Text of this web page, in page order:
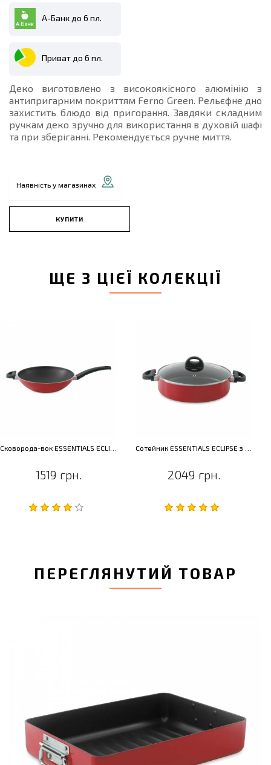
А-Банк до 6 пл.
Приват до 6 пл.
Деко виготовлено з високоякісного алюмінію з
антипригарним покриттям Ferno Green. Рельєфне дно
захистить блюдо від пригорання. Завдяки складним
ручкам деко зручно для використання в духовій шафі
та при зберіганні. Рекомендується ручне миття.
Наявність у магазинах
КУПИТИ
ЩЕ З ЦІЄЇ КОЛЕКЦІЇ
1519 грн. 2049 грн.
ПЕРЕГЛЯНУТИЙ ТОВАР